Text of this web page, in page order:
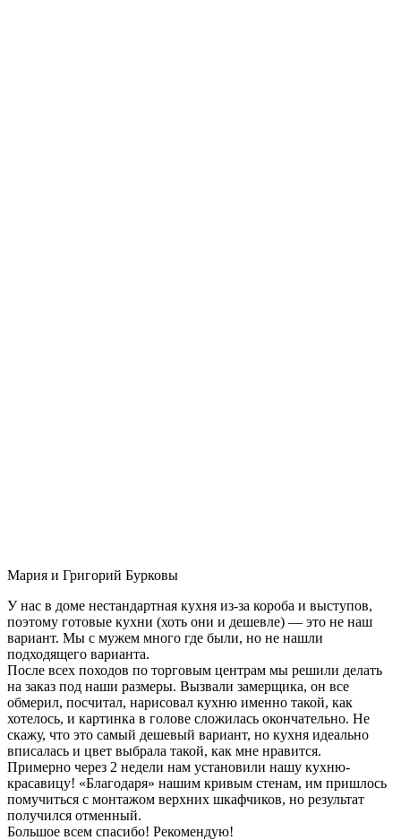
Мария и Григорий Бурковы
У нас в доме нестандартная кухня из-за короба и выступов,
поэтому готовые кухни (хоть они и дешевле) — это не наш
вариант. Мы с мужем много где были, но не нашли
подходящего варианта.
После всех походов по торговым центрам мы решили делать
на заказ под наши размеры. Вызвали замерщика, он все
обмерил, посчитал, нарисовал кухню именно такой, как
хотелось, и картинка в голове сложилась окончательно. Не
скажу, что это самый дешевый вариант, но кухня идеально
вписалась и цвет выбрала такой, как мне нравится.
Примерно через 2 недели нам установили нашу кухню-
красавицу! «Благодаря» нашим кривым стенам, им пришлось
помучиться с монтажом верхних шкафчиков, но результат
получился отменный.
Большое всем спасибо! Рекомендую!